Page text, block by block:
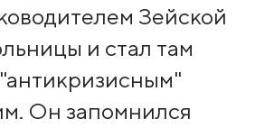
Зейской
и стал там
Он запомнился